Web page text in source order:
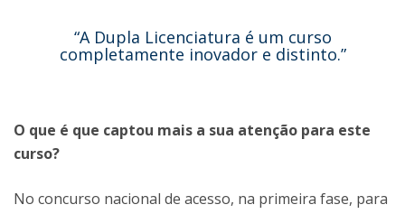
“A Dupla Licenciatura é um curso
completamente inovador e distinto.”
O que é que captou mais a sua atenção para este
curso?
No concurso nacional de acesso, na primeira fase, para